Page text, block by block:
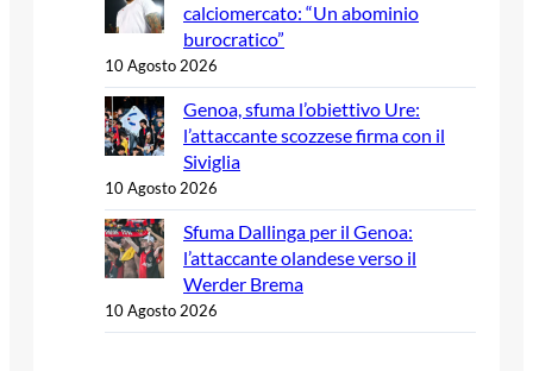
calciomercato: “Un abominio
burocratico”
10 Agosto 2026
Genoa, sfuma l’obiettivo Ure:
l’attaccante scozzese firma con il
Siviglia
10 Agosto 2026
Sfuma Dallinga per il Genoa:
l’attaccante olandese verso il
Werder Brema
10 Agosto 2026